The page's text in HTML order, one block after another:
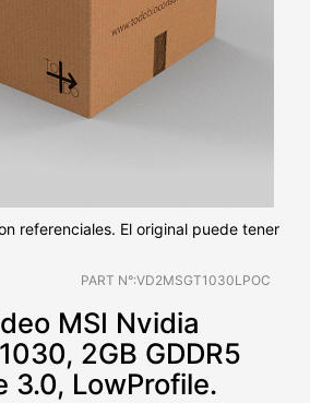
referenciales. El original puede tener
PART N°:VD2MSGT1030LPOC
MSI Nvidia
2GB GDDR5
3.0, LowProfile.